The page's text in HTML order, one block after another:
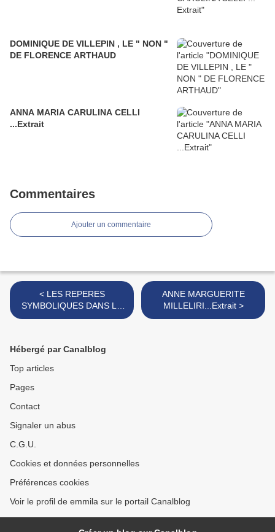
DOMINIQUE DE VILLEPIN , LE " NON "
DE FLORENCE ARTHAUD
ANNA MARIA CARULINA CELLI
...Extrait
Commentaires
Ajouter un commentaire
< LES REPERES
SYMBOLIQUES DANS LA
QUÊTE DU SENS
ANNE MARGUERITE
MILLELIRI...Extrait >
Hébergé par Canalblog
Top articles
Pages
Contact
Signaler un abus
C.G.U.
Cookies et données personnelles
Préférences cookies
Voir le profil de emmila sur le portail Canalblog